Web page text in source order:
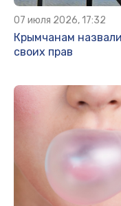
07 июля 2026, 17:32
Крымчанам
своих прав